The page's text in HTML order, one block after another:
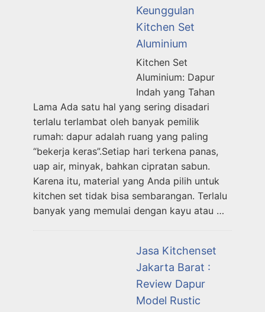
Keunggulan
Kitchen Set
Aluminium
Kitchen Set
Aluminium: Dapur
Indah yang Tahan
Lama Ada satu hal yang sering disadari
terlalu terlambat oleh banyak pemilik
rumah: dapur adalah ruang yang paling
“bekerja keras”.Setiap hari terkena panas,
uap air, minyak, bahkan cipratan sabun.
Karena itu, material yang Anda pilih untuk
kitchen set tidak bisa sembarangan. Terlalu
banyak yang memulai dengan kayu atau …
Jasa Kitchenset
Jakarta Barat :
Review Dapur
Model Rustic